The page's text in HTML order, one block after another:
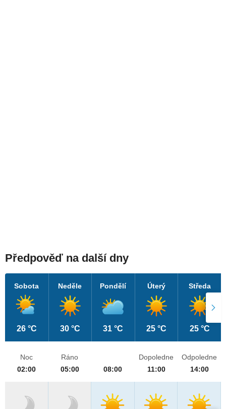
Předpověď na další dny
Sobota
26 °C
Neděle
30 °C
Pondělí
31 °C
Úterý
25 °C
Středa
25 °C
Noc
02:00
Ráno
05:00
08:00
Dopoledne
11:00
Odpoledne
14:00